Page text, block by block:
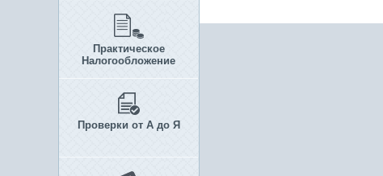
Практическое
Налогообложение
Проверки от А до Я